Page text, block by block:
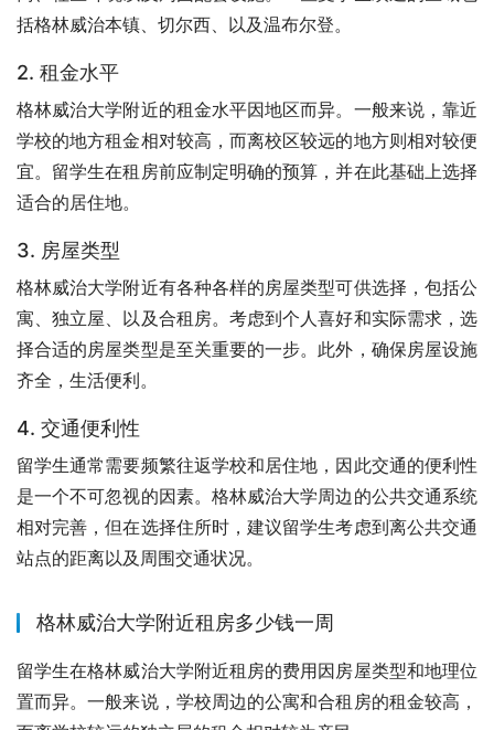
括格林威治本镇、切尔西、以及温布尔登。
2. 租金水平
格林威治大学附近的租金水平因地区而异。一般来说，靠近
学校的地方租金相对较高，而离校区较远的地方则相对较便
宜。留学生在租房前应制定明确的预算，并在此基础上选择
适合的居住地。
3. 房屋类型
格林威治大学附近有各种各样的房屋类型可供选择，包括公
寓、独立屋、以及合租房。考虑到个人喜好和实际需求，选
择合适的房屋类型是至关重要的一步。此外，确保房屋设施
齐全，生活便利。
4. 交通便利性
留学生通常需要频繁往返学校和居住地，因此交通的便利性
是一个不可忽视的因素。格林威治大学周边的公共交通系统
相对完善，但在选择住所时，建议留学生考虑到离公共交通
站点的距离以及周围交通状况。
格林威治大学附近租房多少钱一周
留学生在格林威治大学附近租房的费用因房屋类型和地理位
置而异。一般来说，学校周边的公寓和合租房的租金较高，